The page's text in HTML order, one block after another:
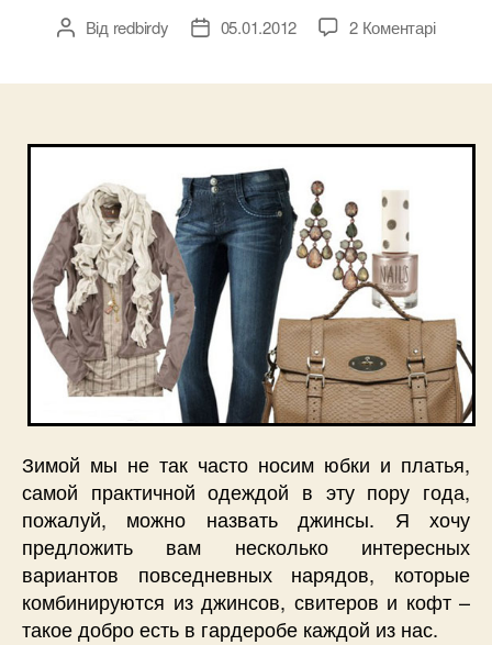
Автор
Від redbirdy
Дата05.01.2012 2 Коментарідо
самой
Зимой мы не так часто носим юбки и платья,
самой практичной одеждой в эту пору года,
пожалуй, можно назвать джинсы. Я хочу
предложить вам несколько интересных
вариантов повседневных нарядов, которые
комбинируются из джинсов, свитеров и кофт –
такое добро есть в гардеробе каждой из нас.